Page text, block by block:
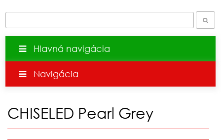
Hlavná navigácia
Navigácia
CHISELED Pearl Grey